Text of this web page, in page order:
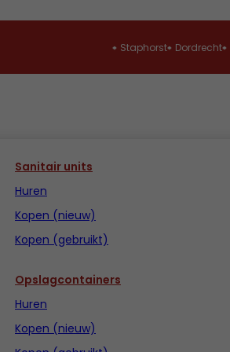
Staphorst Dordrecht
Sanitair units
Huren
Kopen (nieuw)
Kopen (gebruikt)
Opslagcontainers
Huren
Kopen (nieuw)